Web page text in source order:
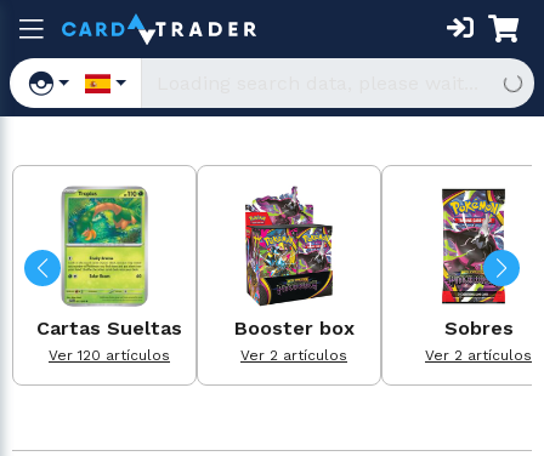
Cartas Sueltas
Ver 120 artículos
Booster box
Ver 2 artículos
Sobres
Ver 2 artículos